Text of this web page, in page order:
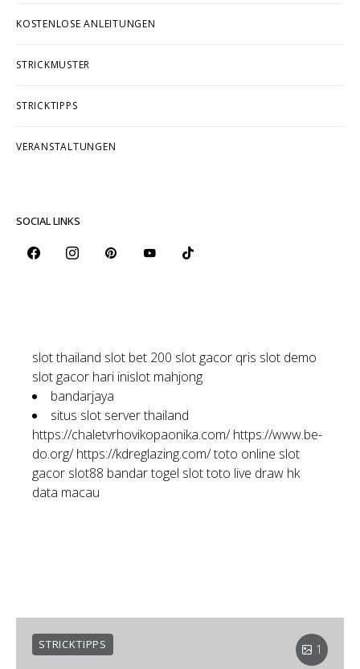
KOSTENLOSE ANLEITUNGEN
STRICKMUSTER
STRICKTIPPS
VERANSTALTUNGEN
SOCIAL LINKS
slot thailand slot bet 200 slot gacor qris slot demo
slot gacor hari inislot mahjong
bandarjaya
situs slot server thailand
https://chaletvrhovikopaonika.com/ https://www.be-
do.org/ https://kdreglazing.com/toto online slot
gacor slot88 bandar togel slot toto live draw hk
data macau
1
STRICKTIPPS